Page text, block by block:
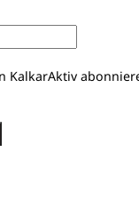
KalkarAktiv